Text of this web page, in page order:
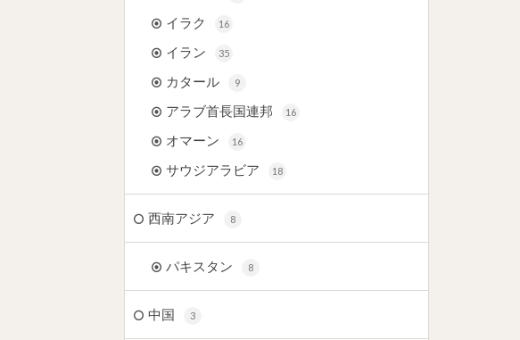
イラク 16
イラン 35
カタール 9
アラブ首長国連邦 16
オマーン 16
サウジアラビア 18
西南アジア 8
パキスタン 8
中国 3